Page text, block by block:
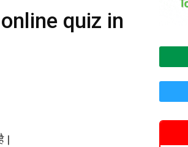
quiz in
|